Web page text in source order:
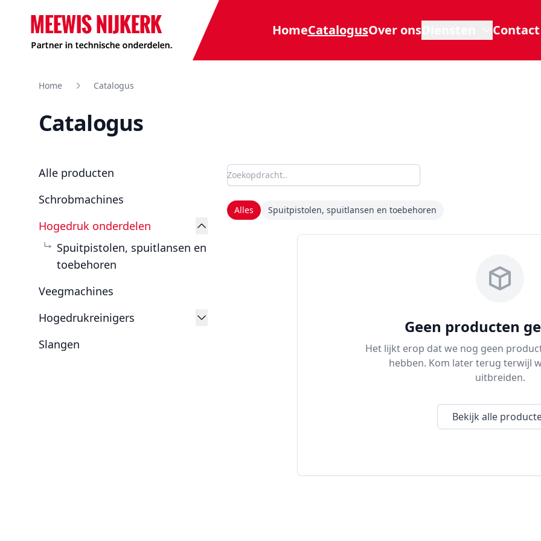
HomeCatalogusOver onsDiensten Contact
Home Catalogus
Catalogus
Producten
Categorieën
Alle producten
Schrobmachines
Hogedruk onderdelen
Spuitpistolen, spuitlansen en
toebehoren
Veegmachines
Hogedrukreinigers
Slangen
Alles Spuitpistolen, spuitlansen en toebehoren
Geen producten
Het lijkt erop dat we nog geen
hebben. Kom later terug terwijl
uitbreiden.
Bekijk alle